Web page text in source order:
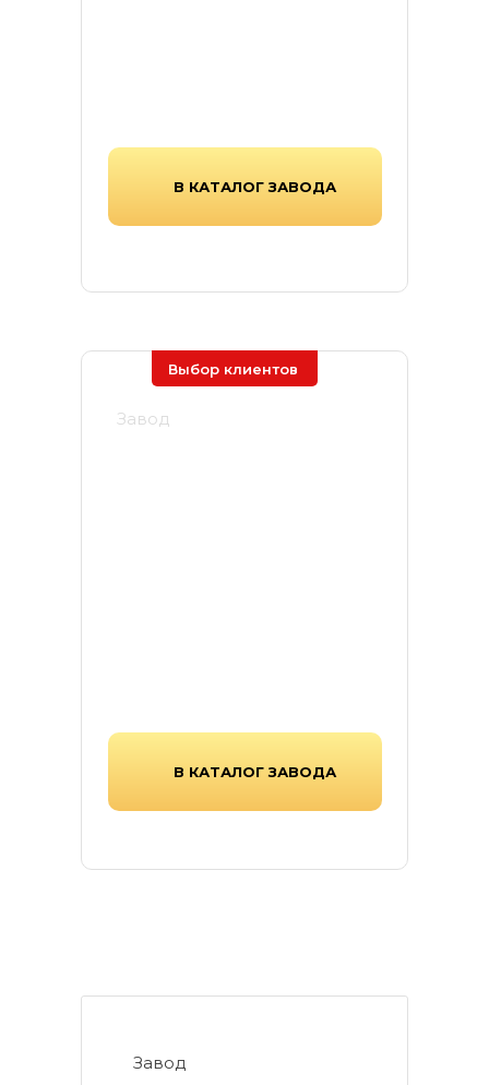
В КАТАЛОГ ЗАВОДА
Завод
В КАТАЛОГ ЗАВОДА
Выбор клиентов
Завод